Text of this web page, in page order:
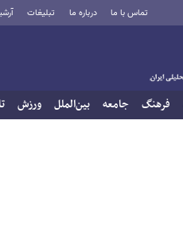
تماس با ما درباره ما تبلیغات
فرهنگ جامعه بین‌الملل ورزش